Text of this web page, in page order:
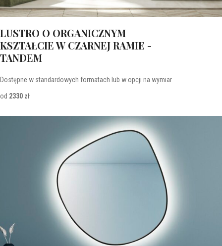
LUSTRO O ORGANICZNYM
KSZTAŁCIE W CZARNEJ RAMIE -
TANDEM
Dostępne w standardowych formatach lub w opcji na wymiar
od 2330 zł